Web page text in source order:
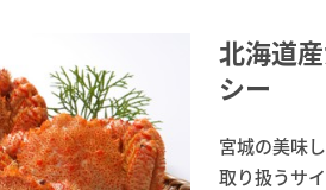
北海道
シー
宮城の美味
取り扱うサ